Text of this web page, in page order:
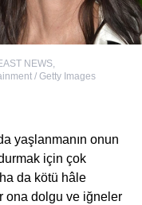
NEWS,
/ Getty Images
yaşlanmanın onun
için çok
da kötü hâle
ona dolgu ve iğneler